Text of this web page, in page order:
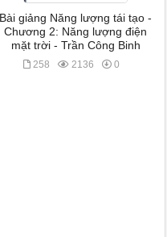
Bài giảng Năng lượng tái tạo -
Chương 2: Năng lượng điện
mặt trời - Trần Công Binh
258 2136 0